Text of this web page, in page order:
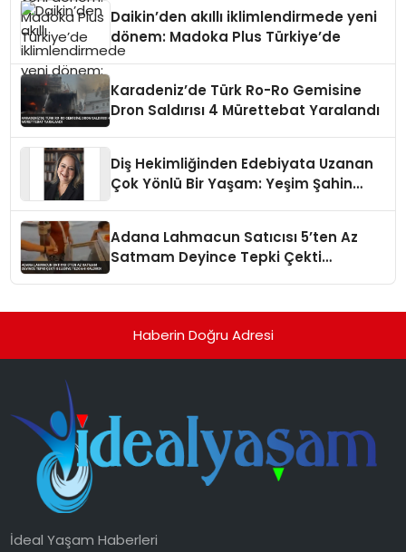
Daikin’den akıllı iklimlendirmede yeni
dönem: Madoka Plus Türkiye’de
Karadeniz’de Türk Ro-Ro Gemisine
Dron Saldırısı 4 Mürettebat Yaralandı
Diş Hekimliğinden Edebiyata Uzanan
Çok Yönlü Bir Yaşam: Yeşim Şahin
Adana Lahmacun Satıcısı 5’ten Az
Satmam Deyince Tepki Çekti
Haberin Doğru Adresi
İdeal Yaşam Haberleri